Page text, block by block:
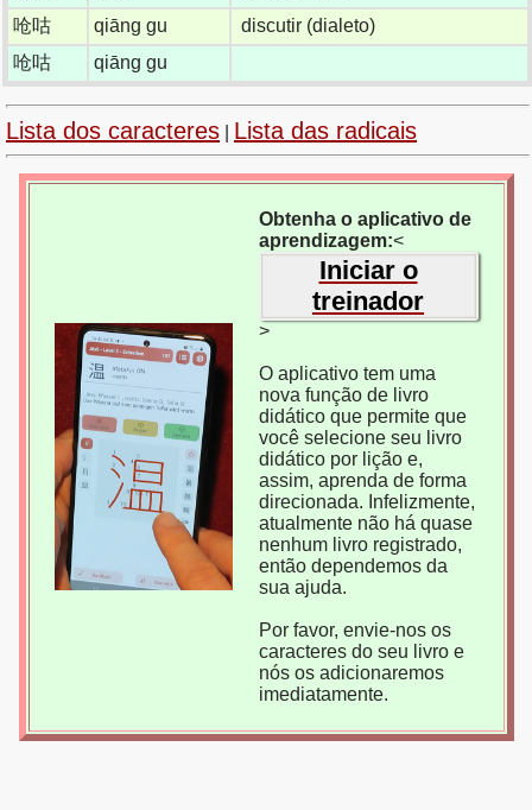
呛咕
qiāng gu
discutir (dialeto)
呛咕
qiāng gu
Lista dos caracteres Lista das radicais
Obtenha o aplicativo de
aprendizagem:<
Iniciar o
treinador
>
O aplicativo tem uma
nova função de livro
didático que permite que
você selecione seu livro
didático por lição e,
assim, aprenda de forma
direcionada. Infelizmente,
atualmente não há quase
nenhum livro registrado,
então dependemos da
sua ajuda.
Por favor, envie-nos os
caracteres do seu livro e
nós os adicionaremos
imediatamente.